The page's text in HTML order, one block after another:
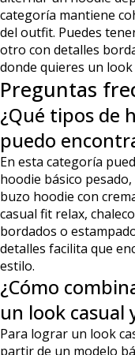
categoría mantiene
del outfit. Puedes
otro con detalles
donde quieres un
Preguntas
¿Qué tipos de
puedo
En esta categoría
hoodie básico
buzo hoodie con
casual fit relax,
bordados o
detalles facilita que
estilo.
¿Cómo
un look casual
Para lograr un look
partir de un modelo